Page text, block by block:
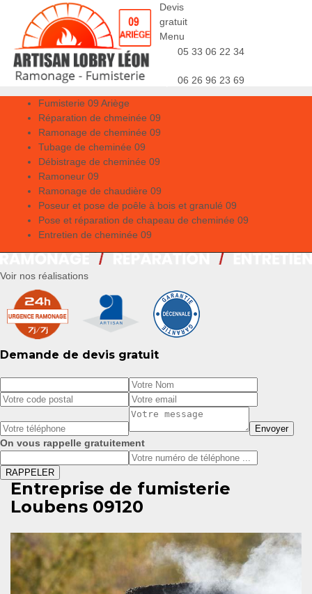
Devis
gratuit
Menu
05 33 06 22 34
06 26 96 23 69
Fumisterie 09 Ariège
Réparation de chmeinée 09
Ramonage de cheminée 09
Tubage de cheminée 09
Débistrage de cheminée 09
Ramoneur 09
Ramonage de chaudière 09
Poseur et pose de poêle à bois et granulé 09
Pose et réparation de chapeau de cheminée 09
Entretien de cheminée 09
Voir nos réalisations
Demande de devis gratuit
On vous rappelle gratuitement
Entreprise de fumisterie
Loubens 09120